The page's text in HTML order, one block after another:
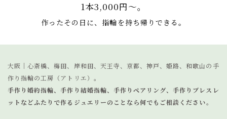
1本3,000円～。
作ったその日に、指輪を持ち帰りできる。
大阪｜心斎橋、梅田、岸和田、天王寺、京都、神戸、姫路、和歌山の手
作り指輪の工房（アトリエ）。
手作り婚約指輪、手作り結婚指輪、手作りペアリング、手作りブレスレ
ットなどふたりで作るジュエリーのことなら何でもご相談ください。